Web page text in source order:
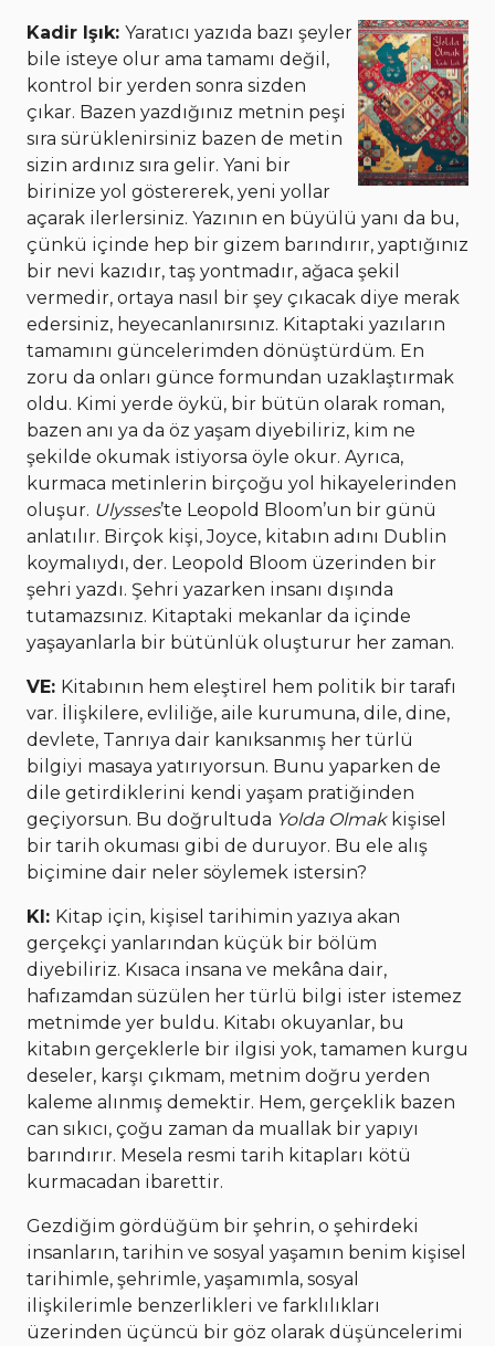
Kadir Işık: Yaratıcı yazıda bazı şeyler
bile isteye olur ama tamamı değil,
kontrol bir yerden sonra sizden
çıkar. Bazen yazdığınız metnin peşi
sıra sürüklenirsiniz bazen de metin
sizin ardınız sıra gelir. Yani bir
birinize yol göstererek, yeni yollar
açarak ilerlersiniz. Yazının en büyülü yanı da bu,
çünkü içinde hep bir gizem barındırır, yaptığınız
bir nevi kazıdır, taş yontmadır, ağaca şekil
vermedir, ortaya nasıl bir şey çıkacak diye merak
edersiniz, heyecanlanırsınız. Kitaptaki yazıların
tamamını güncelerimden dönüştürdüm. En
zoru da onları günce formundan uzaklaştırmak
oldu. Kimi yerde öykü, bir bütün olarak roman,
bazen anı ya da öz yaşam diyebiliriz, kim ne
şekilde okumak istiyorsa öyle okur. Ayrıca,
kurmaca metinlerin birçoğu yol hikayelerinden
oluşur. Ulysses’te Leopold Bloom’un bir günü
anlatılır. Birçok kişi, Joyce, kitabın adını Dublin
koymalıydı, der. Leopold Bloom üzerinden bir
şehri yazdı. Şehri yazarken insanı dışında
tutamazsınız. Kitaptaki mekanlar da içinde
yaşayanlarla bir bütünlük oluşturur her zaman.
VE: Kitabının hem eleştirel hem politik bir tarafı
var. İlişkilere, evliliğe, aile kurumuna, dile, dine,
devlete, Tanrıya dair kanıksanmış her türlü
bilgiyi masaya yatırıyorsun. Bunu yaparken de
dile getirdiklerini kendi yaşam pratiğinden
geçiyorsun. Bu doğrultuda Yolda Olmakkişisel
bir tarih okuması gibi de duruyor. Bu ele alış
biçimine dair neler söylemek istersin?
KI: Kitap için, kişisel tarihimin yazıya akan
gerçekçi yanlarından küçük bir bölüm
diyebiliriz. Kısaca insana ve mekâna dair,
hafızamdan süzülen her türlü bilgi ister istemez
metnimde yer buldu. Kitabı okuyanlar, bu
kitabın gerçeklerle bir ilgisi yok, tamamen kurgu
deseler, karşı çıkmam, metnim doğru yerden
kaleme alınmış demektir. Hem, gerçeklik bazen
can sıkıcı, çoğu zaman da muallak bir yapıyı
barındırır. Mesela resmi tarih kitapları kötü
kurmacadan ibarettir.
Gezdiğim gördüğüm bir şehrin, o şehirdeki
insanların, tarihin ve sosyal yaşamın benim kişisel
tarihimle, şehrimle, yaşamımla, sosyal
ilişkilerimle benzerlikleri ve farklılıkları
üzerinden üçüncü bir göz olarak düşüncelerimi